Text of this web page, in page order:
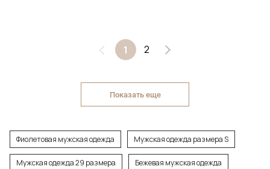
1 2
Показать еще
Фиолетовая мужская одежда Мужская одежда размера S
Мужская одежда 29 размера Бежевая мужская одежда